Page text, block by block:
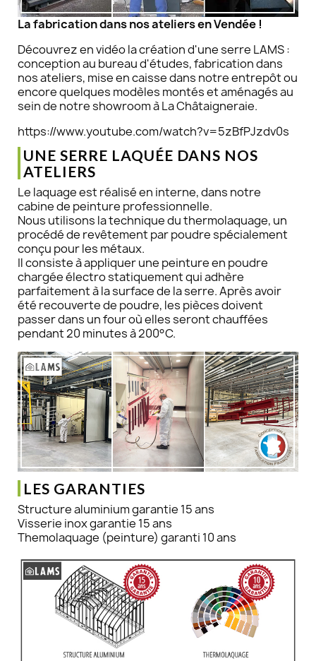
La fabrication dans nos ateliers en Vendée !
Découvrez en vidéo la création d'une serre LAMS :
conception au bureau d'études, fabrication dans
nos ateliers, mise en caisse dans notre entrepôt ou
encore quelques modèles montés et aménagés au
sein de notre showroom à La Châtaigneraie.
https://www.youtube.com/watch?v=5zBfPJzdv0s
UNE SERRE LAQUÉE DANS NOS
ATELIERS
Le laquage est réalisé en interne, dans notre
cabine de peinture professionnelle.
Nous utilisons la technique du thermolaquage, un
procédé de revêtement par poudre spécialement
conçu pour les métaux.
Il consiste à appliquer une peinture en poudre
chargée électro statiquement qui adhère
parfaitement à la surface de la serre. Après avoir
été recouverte de poudre, les pièces doivent
passer dans un four où elles seront chauffées
pendant 20 minutes à 200°C.
LES GARANTIES
Structure aluminium garantie 15 ans
Visserie inox garantie 15 ans
Themolaquage (peinture) garanti 10 ans